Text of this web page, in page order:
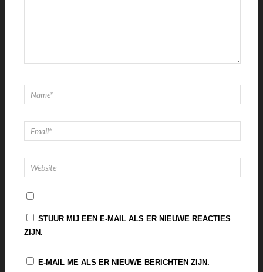
STUUR MIJ EEN E-MAIL ALS ER NIEUWE REACTIES
ZIJN.
E-MAIL ME ALS ER NIEUWE BERICHTEN ZIJN.